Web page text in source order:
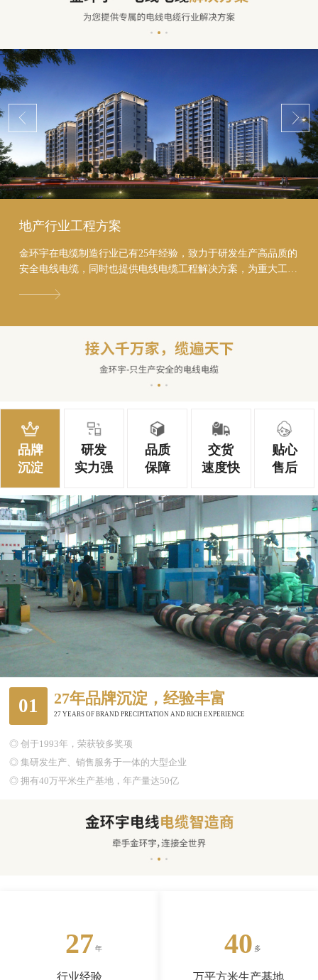
地产行业工程方案
金环宇在电缆制造行业已有25年经验，致力于研发生产高品质的
安全电线电缆，同时也提供电线电缆工程解决方案，为重大工程
品牌
沉淀
研发
实力强
品质
保障
交货
速度快
贴心
售后
01 27年品牌沉淀，经验丰富
27 YEARS OF BRAND PRECIPITATION AND RICH EXPERIENCE
◎ 创于1993年，荣获较多奖项
◎ 集研发生产、销售服务于一体的大型企业
◎ 拥有40万平米生产基地，年产量达50亿
27
行业经验
40
万平方米生产基地